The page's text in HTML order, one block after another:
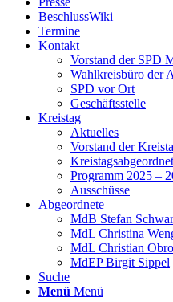
BeschlussWiki
Termine
Kontakt
Vorstand der SPD
Wahlkreisbüro der
SPD vor Ort
Geschäftsstelle
Kreistag
Aktuelles
Vorstand der
Programm 2025 –
Ausschüsse
Abgeordnete
MdB Stefan
MdL Christina
MdL Christian
MdEP Birgit Sippel
Suche
Menü Menü